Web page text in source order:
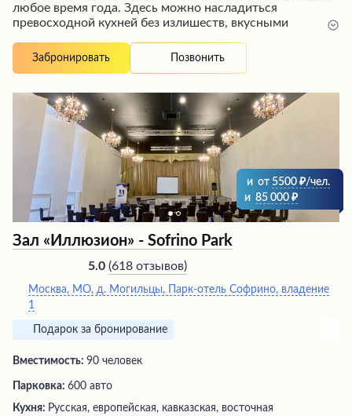
любое время года. Здесь можно насладиться
превосходной кухней без излишеств, вкусными
Внимательное обслуживание, профессиональный
персонал и удобная парковка обеспечивают
создают приятную атмосферу, а охрана гарантирует
безопасность посетителей.
Забронировать Позвонить
и от 5500
/чел.
и 85 000
Зал «Иллюзион» - Sofrino Park
5.0 (618 отзывов)
Москва, МО, д. Могильцы, Парк-отель Софрино, владение
1
Подарок за бронирование
Вместимость: 90 человек
Парковка: 600 авто
Кухня: Русская, европейская, кавказская, восточная